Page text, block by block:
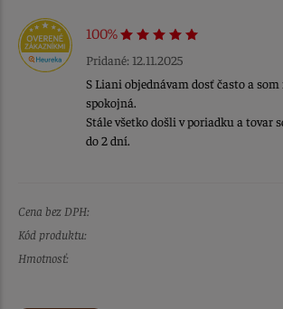
100%
Pridané: 12.11.2025
S Liani objednávam dosť často a
spokojná.
Stále všetko došli v poriadku a tovar
do 2 dní.
Cena bez DPH:
Kód produktu:
Hmotnosť: